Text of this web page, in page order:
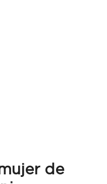
de